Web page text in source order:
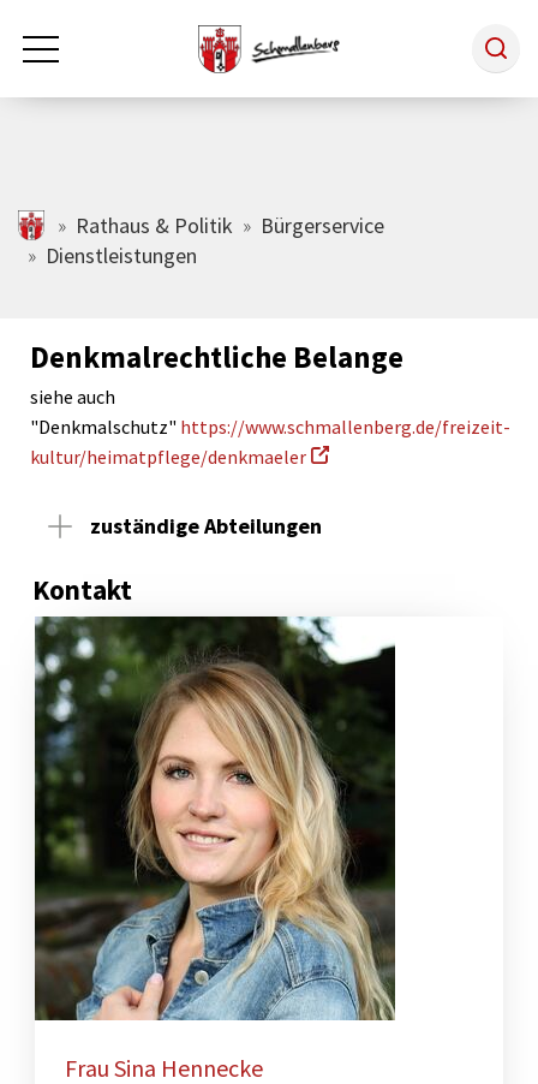
Zum Hauptinhalt springen
Rathaus & Politik
Tourismus
Freizeit & Kultur
Wirtschaft
schmallenberg.de
Rathaus & Politik
Bürgerservice
Dienstleistungen
Denkmalrechtliche Belange
siehe auch
"Denkmalschutz" https://www.schmallenberg.de/freizeit-
kultur/heimatpflege/denkmaeler
zuständige Abteilungen
Kontakt
Frau Sina Hennecke